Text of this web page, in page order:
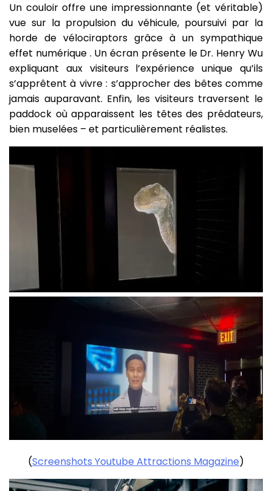
Un couloir offre une impressionnante (et véritable)
vue sur la propulsion du véhicule, poursuivi par la
horde de vélociraptors grâce à un sympathique
effet numérique . Un écran présente le Dr. Henry Wu
expliquant aux visiteurs l’expérience unique qu’ils
s’apprêtent à vivre : s’approcher des bêtes comme
jamais auparavant. Enfin, les visiteurs traversent le
paddock où apparaissent les têtes des prédateurs,
bien muselées – et particulièrement réalistes.
(Screenshots Youtube Attractions Magazine)